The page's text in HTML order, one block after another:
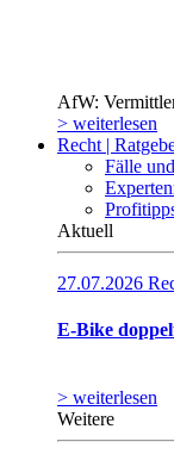
AfW:
> weiterlesen
Recht |
Fälle
Aktuell
27.07.2026
E-Bike
> weiterlesen
Weitere